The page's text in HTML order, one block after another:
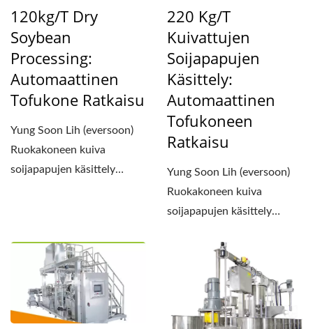
120kg/t Dry
Soybean
Processing:
Automaattinen
Tofukone Ratkaisu
Yung Soon Lih (eversoon)
Ruokakoneen kuiva
soijapapujen käsittely
220 Kg/t
Kuivattujen
Soijapapujen
Käsittely:
Automaattinen
Tofukoneen
Ratkaisu
Yung Soon Lih (eversoon)
Ruokakoneen kuiva
soijapapujen käsittely
huipputeknologisen...